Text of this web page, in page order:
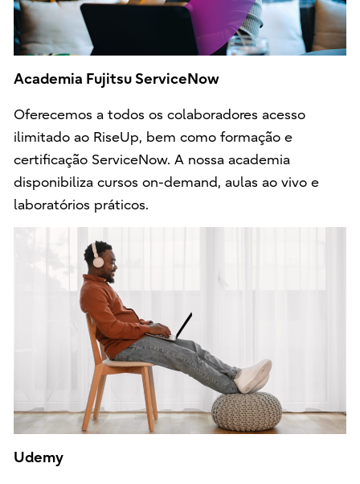
Academia Fujitsu ServiceNow
Oferecemos a todos os colaboradores acesso
ilimitado ao RiseUp, bem como formação e
certificação ServiceNow. A nossa academia
disponibiliza cursos on-demand, aulas ao vivo e
laboratórios práticos.
Udemy